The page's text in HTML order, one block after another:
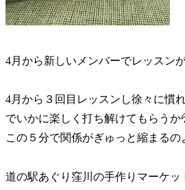
4月から新しいメンバーでレッスン
4月から３回目レッスンし徐々に慣
でいかに楽しく打ち解けてもらうか
この５分で関係がぎゅっと縮まるの
道の駅あぐり窪川の手作りマーケッ